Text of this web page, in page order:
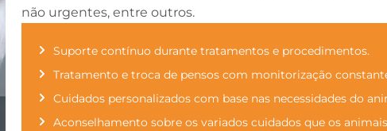
não urgentes, entre outros.
Suporte contínuo durante tratamentos e procedimentos.
Tratamento e troca de pensos com monitorização
Cuidados personalizados com base nas necessidades do
Aconselhamento sobre os variados cuidados que os